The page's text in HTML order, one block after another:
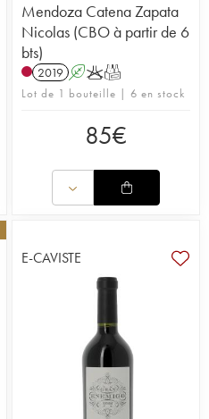
Mendoza Catena Zapata
Nicolas (CBO à partir de 6
bts)
2019 AKT
Lot de 1 bouteille | 6 en stock
85€
E-CAVISTE